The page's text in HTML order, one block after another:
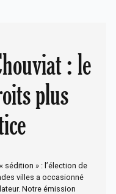
: le
plus
» : l’élection de
villes a occasionné
Notre émission